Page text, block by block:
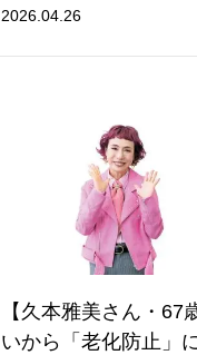
2026.04.26
【久本雅美さん・67
いから「老化防止」